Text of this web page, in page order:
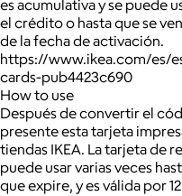
es acumulativa y se puede
el crédito o hasta que se
de la fecha de activación.
https://www.ikea.com/es/
cards-pub4423c690
How to use
Después de convertir el
presente esta tarjeta
tiendas IKEA. La tarjeta de
puede usar varias veces
que expire, y es válida por